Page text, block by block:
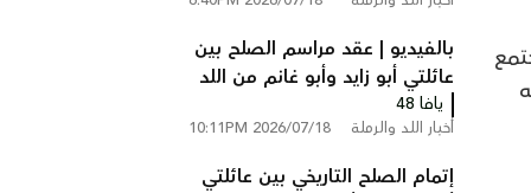
بالفيديو | عقد مراسم الصلح بين
عائلتي أبو زايد وأبو غانم من اللد
في كفر قاسم
يافا 48
أخبار اللد والرملة 2026/07/18 10:11PM
إتمام الصلح التاريخي بين عائلتي